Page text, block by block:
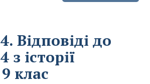
Відповіді до
історії
клас